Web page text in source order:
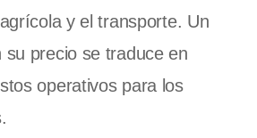
y el transporte. Un
su precio se traduce en
operativos para los